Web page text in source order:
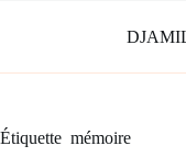
Étiquette mémoire